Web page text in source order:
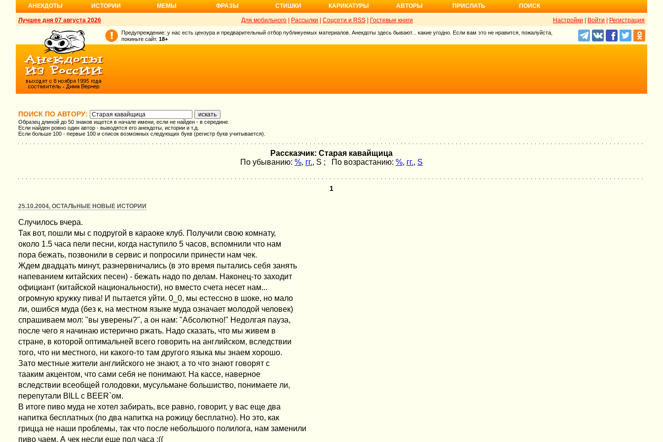
АНЕКДОТЫ ИСТОРИИ МЕМЫ ФРАЗЫ СТИШКИ КАРИКАТУРЫ АВТОРЫ ПРИСЛАТЬ ПОИСК
Лучшее дня 07 августа 2026 Настройки Войти Регистрация
Для мобильного Рассылки Соцсети и RSS Гостевые книги
Предупреждение: у нас есть цензура и предварительный отбор публикуемых материалов. Анекдоты здесь бывают... какие угодно. Если вам это не нравится, пожалуйста,
покиньте сайт. 18+
ПОИСК ПО АВТОРУ:
Образец длиной до 50 знаков ищется в начале имени, если не найден - в середине.
Если найден ровно один автор - выводятся его анекдоты, истории и т.д.
Если больше 100 - первые 100 и список возможных следующих букв (регистр букв учитывается).
Рассказчик: Старая кавайщица
По убыванию: %, гг., S ; По возрастанию: %, гг., S
1
25.10.2004, ОСТАЛЬНЫЕ НОВЫЕ ИСТОРИИ
Случилось вчера.
Так вот, пошли мы с подругой в караоке клуб. Получили свою комнату,
около 1.5 часа пели песни, когда наступило 5 часов, вспомнили что нам
пора бежать, позвонили в сервис и попросили принести нам чек.
Ждем двадцать минут, разнервничались (в это время пытались себя занять
напеванием китайских песен) - бежать надо по делам. Наконец-то заходит
официант (китайской национальности), но вместо счета несет нам...
огромную кружку пива! И пытается уйти. 0_0, мы естессно в шоке, но мало
ли, ошибся муда (без к, на местном языке муда означает молодой человек)
спрашиваем мол: "вы уверены?", а он нам: "Абсолютно!" Недолгая пауза,
после чего я начинаю истерично ржать. Надо сказать, что мы живем в
стране, в которой оптимальней всего говорить на английском, вследствии
того, что ни местного, ни какого-то там другого языка мы знаем хорошо.
Зато местные жители английского не знают, а то что знают говорят с
тааким акцентом, что сами себя не понимают. На кассе, наверное
вследствии всеобщей голодовки, мусульмане большиство, понимаете ли,
перепутали BILL с BEER`ом.
В итоге пиво муда не хотел забирать, все равно, говорит, у вас еще два
напитка бесплатных (по два напитка на рожицу бесплатно). Но это, как
грицца не наши проблемы, так что после небольшого полилога, нам заменили
пиво чаем. А чек несли еще пол часа :((